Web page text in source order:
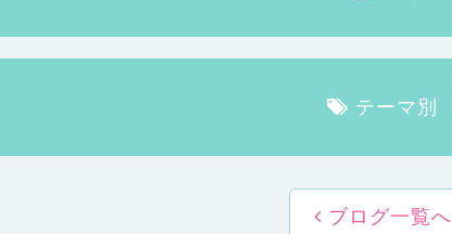
テーマ別
ブログ一覧へ